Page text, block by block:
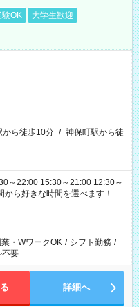
験OK
大学生歓迎
から徒歩10分 / 神保町駅から徒
～22:00 15:30～21:00 12:30～
ます
・WワークOK / シフト勤務 /
不要
詳細へ